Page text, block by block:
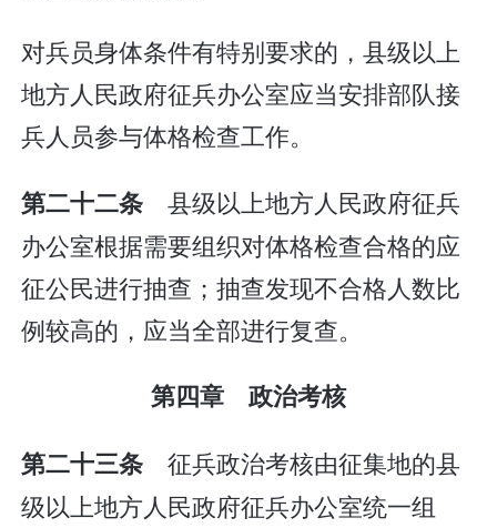
对兵员身体条件有特别要求的，县级以上
地方人民政府征兵办公室应当安排部队接
兵人员参与体格检查工作。
第二十二条 县级以上地方人民政府征兵
办公室根据需要组织对体格检查合格的应
征公民进行抽查；抽查发现不合格人数比
例较高的，应当全部进行复查。
第四章 政治考核
第二十三条 征兵政治考核由征集地的县
级以上地方人民政府征兵办公室统一组